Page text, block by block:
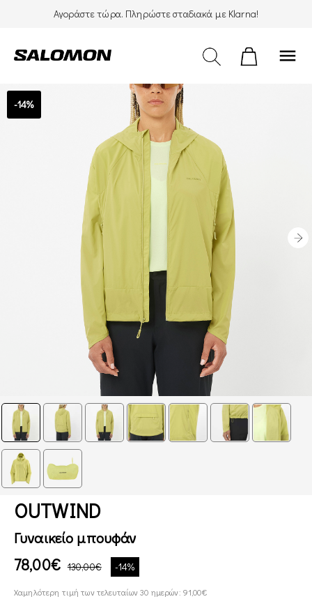
Αγοράστε τώρα. Πληρώστε σταδιακά με Klarna!
menu
-14%
OUTWIND
Γυναικείο μπουφάν
78,00€ 130,00€ -14%
Χαμηλότερη τιμή των τελευταίων 30 ημερών: 91,00€